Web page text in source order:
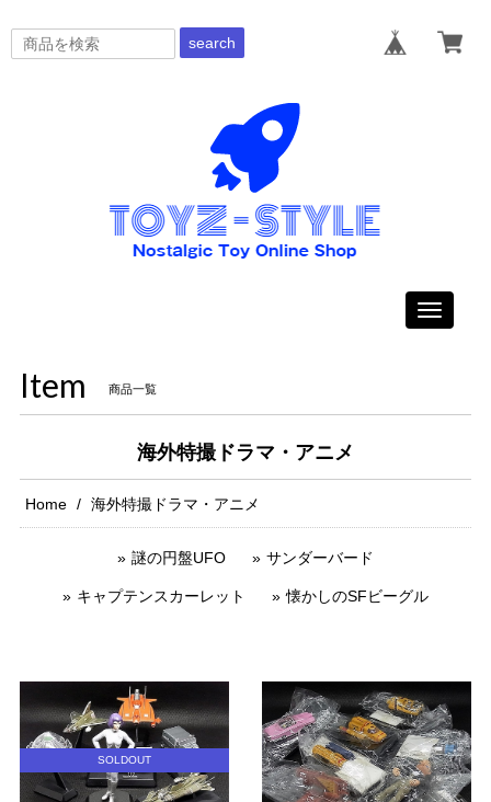
search
Toggle
Item 商品一覧
海外特撮ドラマ・アニメ
Home 海外特撮ドラマ・アニメ
謎の円盤UFO サンダーバード
キャプテンスカーレット 懐かしのSFビーグル
SOLDOUT